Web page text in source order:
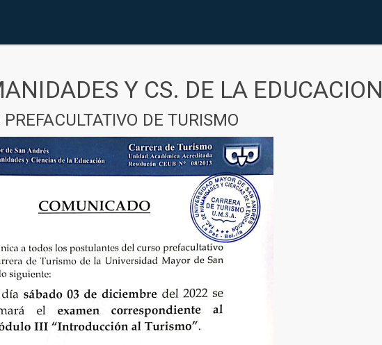
Y CS. DE LA EDUCACION
PREFACULTATIVO DE TURISMO